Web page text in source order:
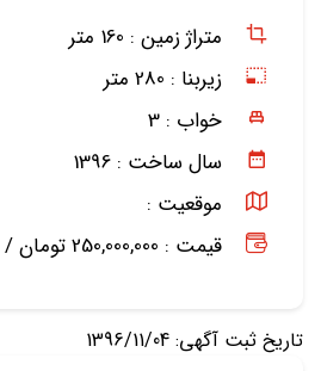
متراژ زمین : 160 متر
زیربنا : 280 متر
خواب : 3
سال ساخت : 1396
موقعیت :
قیمت : 250,000,000 تومان /
تاریخ ثبت آگهی: 1396/11/04